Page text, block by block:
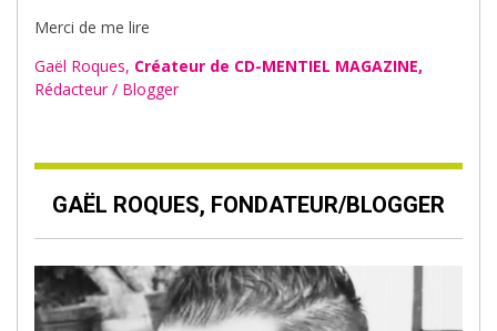
Merci de me lire
Gaël Roques, Créateur de CD-MENTIEL MAGAZINE,
Rédacteur / Blogger
GAËL ROQUES, FONDATEUR/BLOGGER